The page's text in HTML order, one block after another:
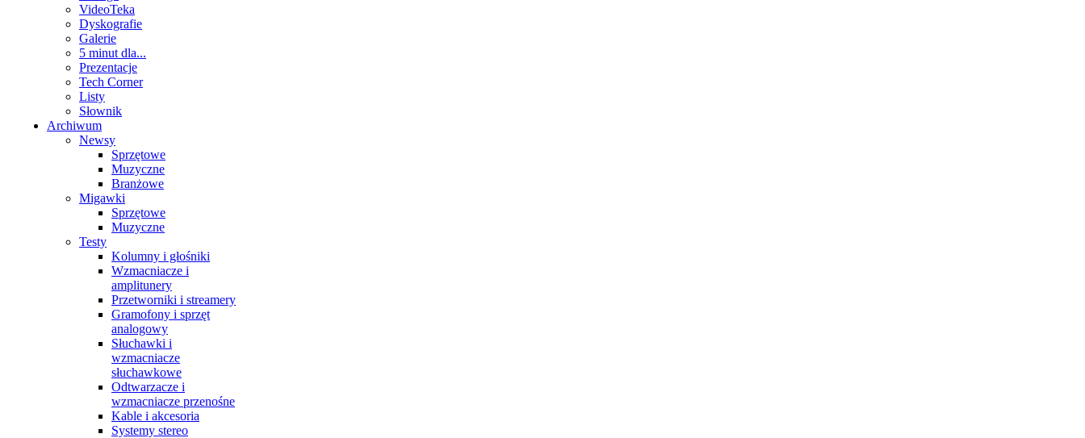
VideoTeka
Dyskografie
Galerie
5 minut dla...
Prezentacje
Tech Corner
Listy
Słownik
Archiwum
Newsy
Sprzętowe
Muzyczne
Branżowe
Migawki
Sprzętowe
Muzyczne
Testy
Kolumny i głośniki
Wzmacniacze i
amplitunery
Przetworniki i streamery
Gramofony i sprzęt
analogowy
Słuchawki i
wzmacniacze
słuchawkowe
Odtwarzacze i
wzmacniacze przenośne
Kable i akcesoria
Systemy stereo